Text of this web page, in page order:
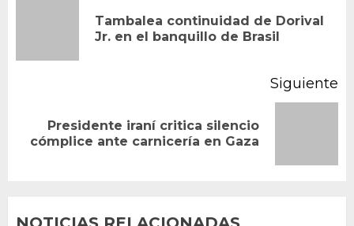
entradas
Tambalea continuidad de Dorival
Jr. en el banquillo de Brasil
Siguiente
Siguiente
entrada:
Presidente iraní critica silencio
cómplice ante carnicería en Gaza